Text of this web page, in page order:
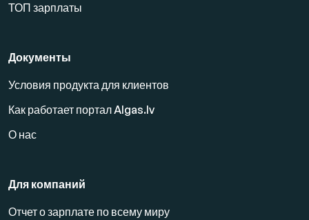
ТОП зарплаты
Документы
Условия продукта для клиентов
Как работает портал Algas.lv
О нас
Для компаний
Отчет о зарплате по всему миру